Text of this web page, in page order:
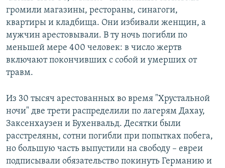
громили магазины, рестораны, синагоги,
квартиры и кладбища. Они избивали женщин, а
мужчин арестовывали. В ту ночь погибли по
меньшей мере 400 человек: в число жертв
включают покончивших с собой и умерших от
травм.
Из 30 тысяч арестованных во время "Хрустальной
ночи" две трети распределили по лагерям Дахау,
Заксенхаузен и Бухенвальд. Десятки были
расстреляны, сотни погибли при попытках побега,
но большую часть выпустили на свободу – евреи
подписывали обязательство покинуть Германию и